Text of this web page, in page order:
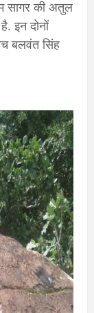
सागर की अतुल
इन दोनों
बलवंत सिंह